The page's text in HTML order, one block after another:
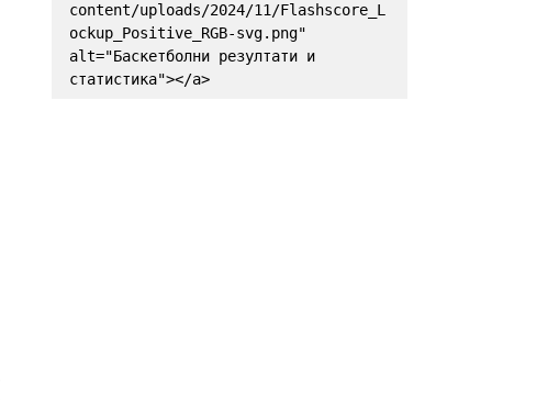
content/uploads/2024/11/Flashscore_L
ockup_Positive_RGB-svg.png"
alt="Баскетболни резултати и
статистика"></a>